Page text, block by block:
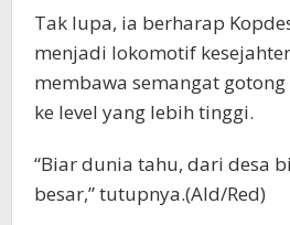
Tak lupa, ia berharap
menjadi lokomotif
membawa semangat gotong
ke level yang lebih tinggi.
“Biar dunia tahu, dari desa
besar,” tutupnya.(Ald/Red)